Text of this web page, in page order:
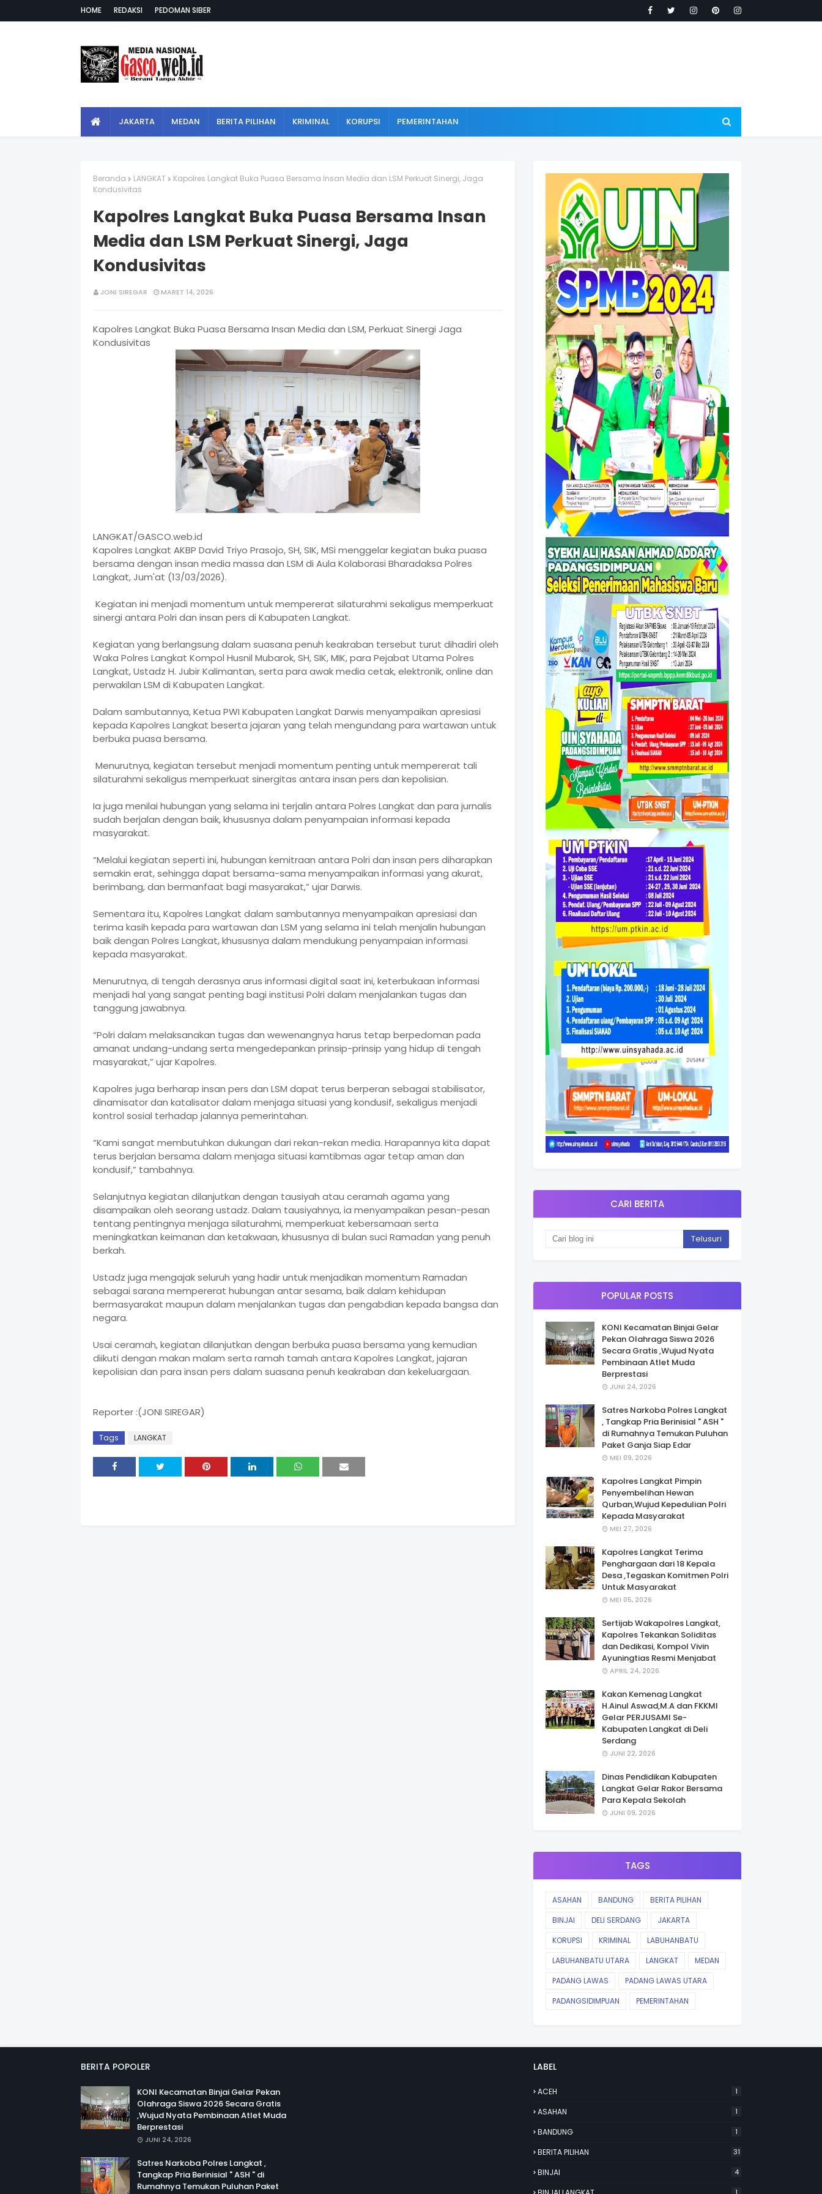
HOME REDAKSI PEDOMAN SIBER
JAKARTA MEDAN BERITA PILIHAN KRIMINAL KORUPSI PEMERINTAHAN
Beranda LANGKAT
Kapolres Langkat Buka Puasa Bersama Insan Media dan LSM Perkuat Sinergi, Jaga
Kondusivitas
Kapolres Langkat Buka Puasa Bersama Insan
Media dan LSM Perkuat Sinergi, Jaga
Kondusivitas
JONI SIREGAR MARET 14, 2026
Kapolres Langkat Buka Puasa Bersama Insan Media dan LSM, Perkuat Sinergi Jaga
Kondusivitas
LANGKAT/GASCO.web.id
Kapolres Langkat AKBP David Triyo Prasojo, SH, SIK, MSi menggelar kegiatan buka puasa
bersama dengan insan media massa dan LSM di Aula Kolaborasi Bharadaksa Polres
Langkat, Jum'at (13/03/2026).
Kegiatan ini menjadi momentum untuk mempererat silaturahmi sekaligus memperkuat
sinergi antara Polri dan insan pers di Kabupaten Langkat.
Kegiatan yang berlangsung dalam suasana penuh keakraban tersebut turut dihadiri oleh
Waka Polres Langkat Kompol Husnil Mubarok, SH, SIK, MIK, para Pejabat Utama Polres
Langkat, Ustadz H. Jubir Kalimantan, serta para awak media cetak, elektronik, online dan
perwakilan LSM di Kabupaten Langkat.
Dalam sambutannya, Ketua PWI Kabupaten Langkat Darwis menyampaikan apresiasi
kepada Kapolres Langkat beserta jajaran yang telah mengundang para wartawan untuk
berbuka puasa bersama.
Menurutnya, kegiatan tersebut menjadi momentum penting untuk mempererat tali
silaturahmi sekaligus memperkuat sinergitas antara insan pers dan kepolisian.
Ia juga menilai hubungan yang selama ini terjalin antara Polres Langkat dan para jurnalis
sudah berjalan dengan baik, khususnya dalam penyampaian informasi kepada
masyarakat.
“Melalui kegiatan seperti ini, hubungan kemitraan antara Polri dan insan pers diharapkan
semakin erat, sehingga dapat bersama-sama menyampaikan informasi yang akurat,
berimbang, dan bermanfaat bagi masyarakat,” ujar Darwis.
Sementara itu, Kapolres Langkat dalam sambutannya menyampaikan apresiasi dan
terima kasih kepada para wartawan dan LSM yang selama ini telah menjalin hubungan
baik dengan Polres Langkat, khususnya dalam mendukung penyampaian informasi
kepada masyarakat.
Menurutnya, di tengah derasnya arus informasi digital saat ini, keterbukaan informasi
menjadi hal yang sangat penting bagi institusi Polri dalam menjalankan tugas dan
tanggung jawabnya.
“Polri dalam melaksanakan tugas dan wewenangnya harus tetap berpedoman pada
amanat undang-undang serta mengedepankan prinsip-prinsip yang hidup di tengah
masyarakat,” ujar Kapolres.
Kapolres juga berharap insan pers dan LSM dapat terus berperan sebagai stabilisator,
dinamisator dan katalisator dalam menjaga situasi yang kondusif, sekaligus menjadi
kontrol sosial terhadap jalannya pemerintahan.
“Kami sangat membutuhkan dukungan dari rekan-rekan media. Harapannya kita dapat
terus berjalan bersama dalam menjaga situasi kamtibmas agar tetap aman dan
kondusif,” tambahnya.
Selanjutnya kegiatan dilanjutkan dengan tausiyah atau ceramah agama yang
disampaikan oleh seorang ustadz. Dalam tausiyahnya, ia menyampaikan pesan-pesan
tentang pentingnya menjaga silaturahmi, memperkuat kebersamaan serta
meningkatkan keimanan dan ketakwaan, khususnya di bulan suci Ramadan yang penuh
berkah.
Ustadz juga mengajak seluruh yang hadir untuk menjadikan momentum Ramadan
sebagai sarana mempererat hubungan antar sesama, baik dalam kehidupan
bermasyarakat maupun dalam menjalankan tugas dan pengabdian kepada bangsa dan
negara.
Usai ceramah, kegiatan dilanjutkan dengan berbuka puasa bersama yang kemudian
diikuti dengan makan malam serta ramah tamah antara Kapolres Langkat, jajaran
kepolisian dan para insan pers dalam suasana penuh keakraban dan kekeluargaan.
Reporter :(JONI SIREGAR)
Tags LANGKAT
CARI BERITA
POPULAR POSTS
KONI Kecamatan Binjai Gelar
Pekan Olahraga Siswa 2026
Secara Gratis ,Wujud Nyata
Pembinaan Atlet Muda
Berprestasi
JUNI 24, 2026
Satres Narkoba Polres Langkat
, Tangkap Pria Berinisial " ASH "
di Rumahnya Temukan Puluhan
Paket Ganja Siap Edar
MEI 09, 2026
Kapolres Langkat Pimpin
Penyembelihan Hewan
Qurban,Wujud Kepedulian Polri
Kepada Masyarakat
MEI 27, 2026
Kapolres Langkat Terima
Penghargaan dari 18 Kepala
Desa ,Tegaskan Komitmen Polri
Untuk Masyarakat
MEI 05, 2026
Sertijab Wakapolres Langkat,
Kapolres Tekankan Soliditas
dan Dedikasi, Kompol Vivin
Ayuningtias Resmi Menjabat
APRIL 24, 2026
Kakan Kemenag Langkat
H.Ainul Aswad,M.A dan FKKMI
Gelar PERJUSAMI Se-
Kabupaten Langkat di Deli
Serdang
JUNI 22, 2026
Dinas Pendidikan Kabupaten
Langkat Gelar Rakor Bersama
Para Kepala Sekolah
JUNI 09, 2026
TAGS
ASAHAN BANDUNG
BERITA PILIHAN
BINJAI
DELI SERDANG
JAKARTA
KORUPSI
KRIMINAL
LABUHANBATU
LABUHANBATU UTARA
LANGKAT
MEDAN
PADANG LAWAS
PADANG LAWAS UTARA
PADANGSIDIMPUAN
PEMERINTAHAN
BERITA POPOLER
KONI Kecamatan Binjai Gelar Pekan
Olahraga Siswa 2026 Secara Gratis
,Wujud Nyata Pembinaan Atlet Muda
Berprestasi
JUNI 24, 2026
Satres Narkoba Polres Langkat ,
Tangkap Pria Berinisial " ASH " di
Rumahnya Temukan Puluhan Paket
LABEL
ACEH 1
ASAHAN 1
BANDUNG 1
BERITA PILIHAN 31
BINJAI 4